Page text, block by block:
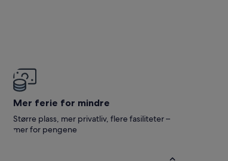
Mer ferie for mindre
Større plass, mer privatliv, flere fasiliteter –
mer for pengene